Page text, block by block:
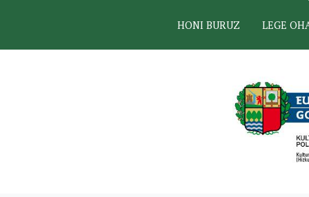
HONI BURUZ LEGE